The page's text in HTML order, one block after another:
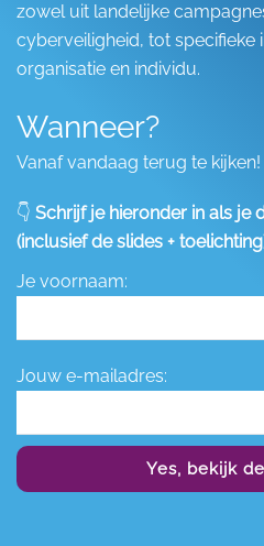
zowel uit landelijke
cyberveiligheid, tot specifieke
organisatie en individu.
Wanneer?
Vanaf vandaag terug te kijken!
👇 Schrijf je hieronder in als je
(inclusief de slides +
Je voornaam:
Jouw e-mailadres:
Yes, bekijk